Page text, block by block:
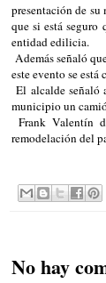
presentación de
que si está seguro
entidad edilicia.
Además señaló
este evento se
El alcalde señaló
municipio un
Frank Valentín
remodelación del
No hay